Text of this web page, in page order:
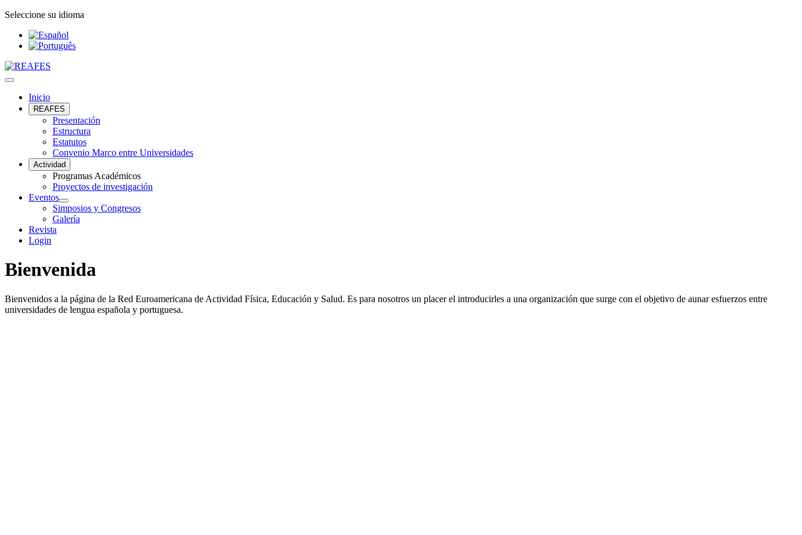
Seleccione su idioma
Inicio
REAFES
Presentación
Estructura
Estatutos
Convenio Marco entre Universidades
Actividad
Programas Académicos
Proyectos de investigación
Eventos
Simposios y Congresos
Galería
Revista
Login
Bienvenida
Bienvenidos a la página de la Red Euroamericana de Actividad Física, Educación y Salud. Es para nosotros un placer el introducirles a una organización que surge con el objetivo de aunar esfuerzos entre
universidades de lengua española y portuguesa.